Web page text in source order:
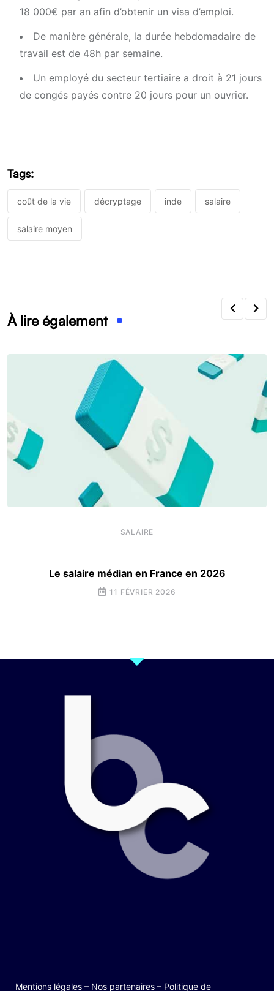
18 000€ par an afin d’obtenir un visa d’emploi.
De manière générale, la durée hebdomadaire de
travail est de 48h par semaine.
Un employé du secteur tertiaire a droit à 21 jours
de congés payés contre 20 jours pour un ouvrier.
Tags:
coût de la vie décryptage inde salaire
salaire moyen
À lire également
SALAIRE
Le salaire médian en France en 2026
11 FÉVRIER 2026
Mentions légales – Nos partenaires – Politique de